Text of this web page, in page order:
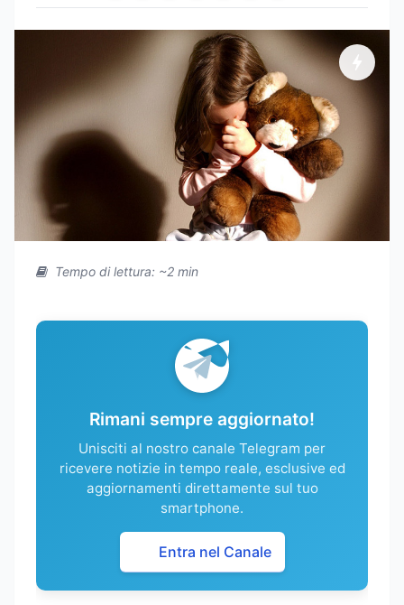
Tempo di lettura: ~2 min
Rimani sempre aggiornato!
Unisciti al nostro canale Telegram per
ricevere notizie in tempo reale, esclusive ed
aggiornamenti direttamente sul tuo
smartphone.
Entra nel Canale